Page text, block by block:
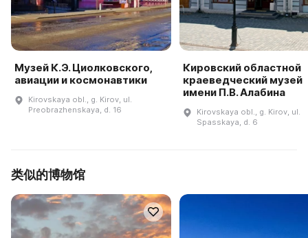
Музей К.Э. Циолковского,
авиации и космонавтики
Kirovskaya obl., g. Kirov, ul.
Preobrazhenskaya, d. 16
Кировский областной
краеведческий музей
имени П.В. Алабина
Kirovskaya obl., g. Kirov, ul.
Spasskaya, d. 6
类似的博物馆